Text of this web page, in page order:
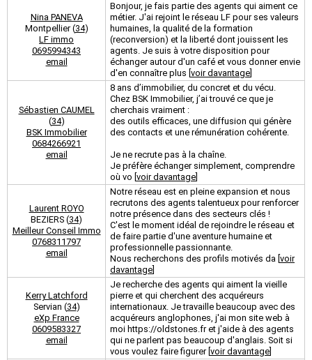
Nina PANEVA
Montpellier (34)
LF immo
0695994343
email
Bonjour, je fais partie des agents qui aiment ce
métier. J'ai rejoint le réseau LF pour ses valeurs
humaines, la qualité de la formation
(reconversion) et la liberté dont jouissent les
agents. Je suis à votre disposition pour
échanger autour d'un café et vous donner envie
d'en connaître plus [ voir davantage
Sébastien CAUMEL
(34)
BSK Immobilier
0684266921
email
8 ans d’immobilier, du concret et du vécu.
Chez BSK Immobilier, j’ai trouvé ce que je
cherchais vraiment :
des outils efficaces, une diffusion qui génère
des contacts et une rémunération cohérente.
Je ne recrute pas à la chaîne.
Je préfère échanger simplement, comprendre
où vo [ voir davantage
Laurent ROYO
BEZIERS (34)
Meilleur Conseil Immo
0768311797
email
Notre réseau est en pleine expansion et nous
recrutons des agents talentueux pour renforcer
notre présence dans des secteurs clés !
C'est le moment idéal de rejoindre le réseau et
de faire partie d'une aventure humaine et
professionnelle passionnante.
Nous recherchons des profils motivés da [ voir
davantage
Kerry Latchford
Servian (34)
eXp France
0609583327
email
Je recherche des agents qui aiment la vieille
pierre et qui cherchent des acquéreurs
internationaux. Je travaille beaucoup avec des
acquéreurs anglophones, j'ai mon site web à
moi https://oldstones.fr et j'aide à des agents
qui ne parlent pas beaucoup d'anglais. Soit si
vous voulez faire figurer [ voir davantage